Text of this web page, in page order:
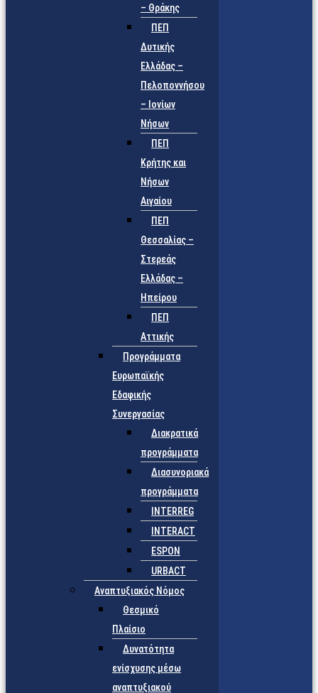
– Θράκης
ΠΕΠ
Δυτικής
Ελλάδας –
Πελοποννήσου
– Ιονίων
Νήσων
ΠΕΠ
Κρήτης και
Νήσων
Αιγαίου
ΠΕΠ
Θεσσαλίας –
Στερεάς
Ελλάδας –
Ηπείρου
ΠΕΠ
Αττικής
Προγράμματα
Ευρωπαϊκής
Εδαφικής
Συνεργασίας
Διακρατικά
προγράμματα
Διασυνοριακά
προγράμματα
INTERREG
INTERACT
ESPON
URBACT
Αναπτυξιακός Νόμος
Θεσμικό
Πλαίσιο
Δυνατότητα
ενίσχυσης μέσω
αναπτυξιακού